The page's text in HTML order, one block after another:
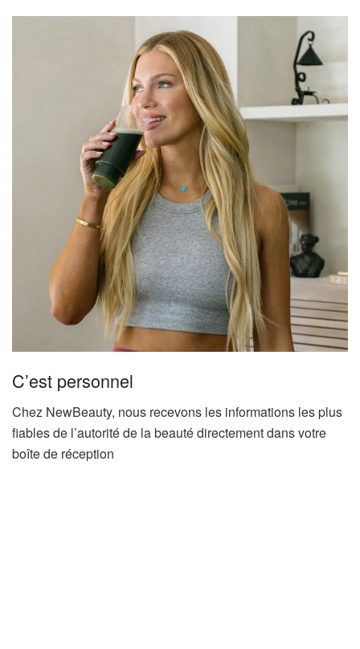
C’est personnel
Chez NewBeauty, nous recevons les informations les plus
fiables de l’autorité de la beauté directement dans votre
boîte de réception